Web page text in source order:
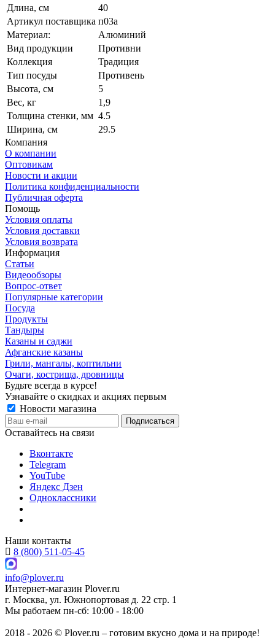
Длина, см
40
Артикул поставщика п03а
Материал:
Алюминий
Вид продукции
Противни
Коллекция
Традиция
Тип посуды
Противень
Высота, см
5
Вес, кг
1,9
Толщина стенки, мм 4.5
Ширина, см
29.5
Компания
О компании
Оптовикам
Новости и акции
Политика конфиденциальности
Публичная оферта
Помощь
Условия оплаты
Условия доставки
Условия возврата
Информация
Статьи
Видеообзоры
Вопрос-ответ
Популярные категории
Посуда
Продукты
Тандыры
Казаны и саджи
Афганские казаны
Грили, мангалы, коптильни
Очаги, кострища, дровницы
Будьте всегда в курсе!
Узнавайте о скидках и акциях первым
Новости магазина
Оставайтесь на связи
Вконтакте
Telegram
YouTube
Яндекс Дзен
Одноклассники
Наши контакты
8 (800) 511-05-45
info@plover.ru
Интернет-магазин Plover.ru
г. Москва, ул. Южнопортовая д. 22 стр. 1
Мы работаем пн-сб: 10:00 - 18:00
2018 - 2026 © Plover.ru – готовим вкусно дома и на природе!